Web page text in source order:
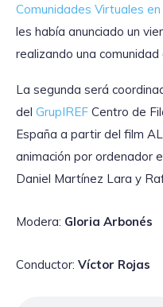
Comunidades Virtuales
les había anunciado un
realizando una comunidad
La segunda será
del GrupIREF Centro de
España a partir del film
animación por ordenador
Daniel Martínez Lara y
Modera: Gloria Arbonés
Conductor: Víctor Rojas